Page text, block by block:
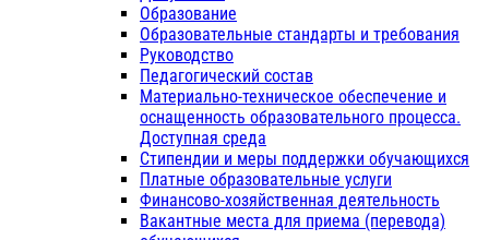
Образование
Образовательные стандарты и требования
Руководство
Педагогический состав
Материально-техническое обеспечение и
оснащенность образовательного процесса.
Доступная среда
Стипендии и меры поддержки обучающихся
Платные образовательные услуги
Финансово-хозяйственная деятельность
Вакантные места для приема (перевода)